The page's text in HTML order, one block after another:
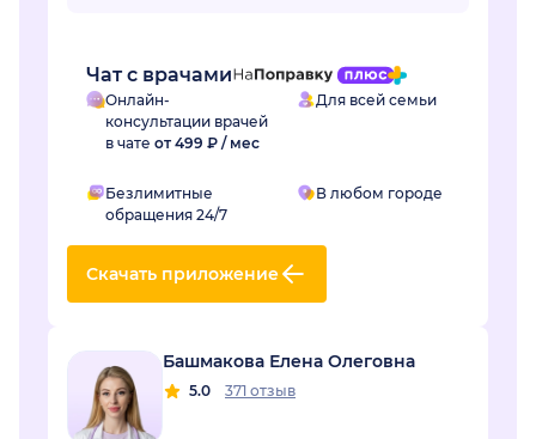
Чат с врачами
Онлайн-
консультации врачей
в чате от 499 ₽ / мес
Для всей семьи
Безлимитные
обращения 24/7
В любом городе
Скачать приложение
Башмакова Елена Олеговна
5.0 371 отзыв